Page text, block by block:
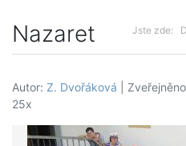
Nazaret Jste zde:
Autor: Z. Dvořáková |
25x